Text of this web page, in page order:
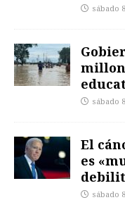
sábado
sábado
El
es
sábado